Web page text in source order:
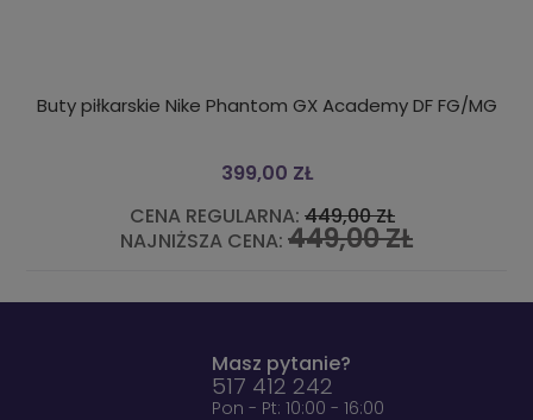
KOŁO DMUCHANE DO PŁYWANIA 91 CM 1 SZT. LOSOWO
45,00 ZŁ
CENA REGULARNA:60,00 ZŁ
NAJNIŻSZA CENA:45,00 ZŁ
Masz pytanie?
517 412 242
Pon - Pt: 10:00 - 16:00